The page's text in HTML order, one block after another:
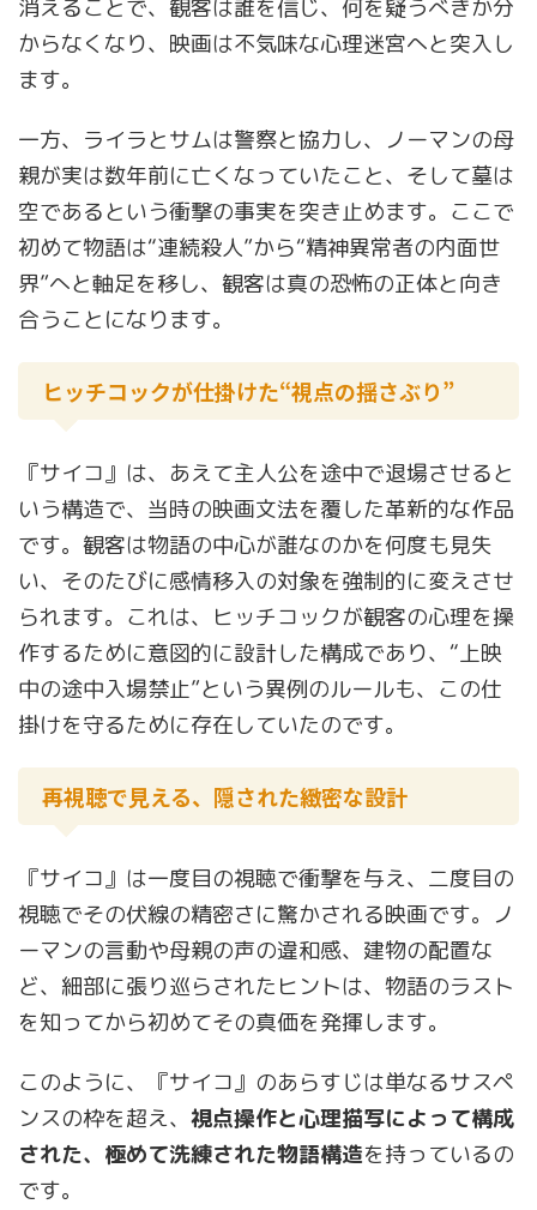
消えることで、観客は誰を信じ、何を疑うべきか分
からなくなり、映画は不気味な心理迷宮へと突入し
ます。
一方、ライラとサムは警察と協力し、ノーマンの母
親が実は数年前に亡くなっていたこと、そして墓は
空であるという衝撃の事実を突き止めます。ここで
初めて物語は“連続殺人”から“精神異常者の内面世
界”へと軸足を移し、観客は真の恐怖の正体と向き
合うことになります。
ヒッチコックが仕掛けた“視点の揺さぶり”
『サイコ』は、あえて主人公を途中で退場させると
いう構造で、当時の映画文法を覆した革新的な作品
です。観客は物語の中心が誰なのかを何度も見失
い、そのたびに感情移入の対象を強制的に変えさせ
られます。これは、ヒッチコックが観客の心理を操
作するために意図的に設計した構成であり、“上映
中の途中入場禁止”という異例のルールも、この仕
掛けを守るために存在していたのです。
再視聴で見える、隠された緻密な設計
『サイコ』は一度目の視聴で衝撃を与え、二度目の
視聴でその伏線の精密さに驚かされる映画です。ノ
ーマンの言動や母親の声の違和感、建物の配置な
ど、細部に張り巡らされたヒントは、物語のラスト
を知ってから初めてその真価を発揮します。
このように、『サイコ』のあらすじは単なるサスペ
ンスの枠を超え、 視点操作と心理描写によって構成
された、極めて洗練された物語構造を持っているの
です。